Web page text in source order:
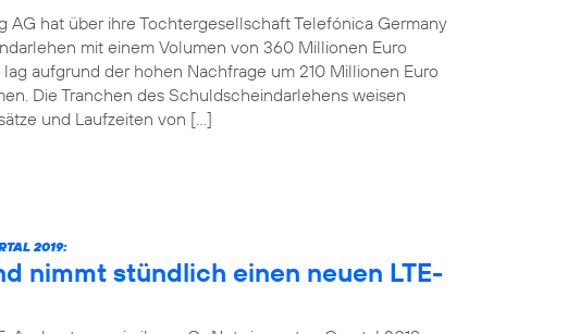
AG hat über ihre Tochtergesellschaft Telefónica Germany
mit einem Volumen von 360 Millionen Euro
aufgrund der hohen Nachfrage um 210 Millionen Euro
Die Tranchen des Schuldscheindarlehens weisen
und Laufzeiten von […]
2019:
nimmt stündlich einen neuen LTE-